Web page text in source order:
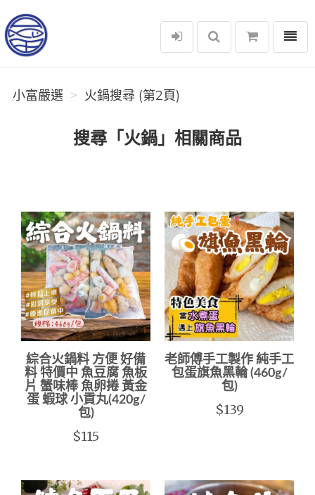
小富嚴選
選單
小富嚴選 火鍋搜尋 (第2頁)
搜尋「火鍋」相關商品
綜合火鍋料 方便 好備
料 特價中 魚豆腐 魚板
片 蟹味棒 魚卵捲 黃金
蛋 蝦球 小貢丸(420g/
包)
$115
老師傅手工製作 純手工
包蛋旗魚黑輪 (460g/
包)
$139